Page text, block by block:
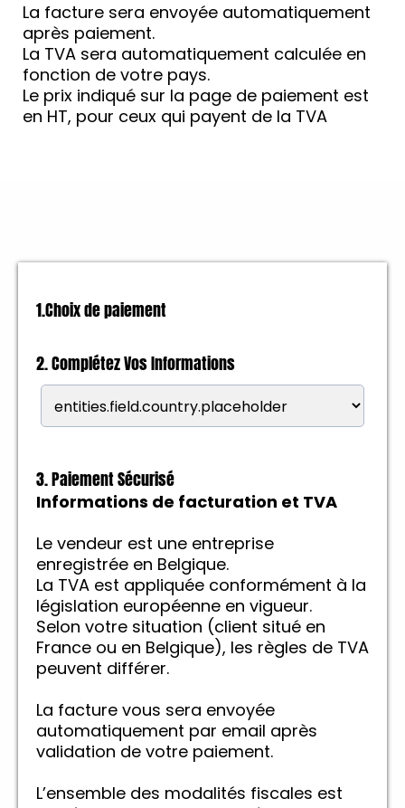
La facture sera envoyée automatiquement
après paiement.
La TVA sera automatiquement calculée en
fonction de votre pays.
Le prix indiqué sur la page de paiement est
en HT, pour ceux qui payent de la TVA
1.Choix de paiement
2.ComplétezVos Informations
3. Paiement Sécurisé
Informations de facturation et TVA
Le vendeur est une entreprise
enregistrée en Belgique.
La TVA est appliquée conformément à la
législation européenne en vigueur.
Selon votre situation (client situé en
France ou en Belgique), les règles de TVA
peuvent différer.
La facture vous sera envoyée
automatiquement par email après
validation de votre paiement.
L’ensemble des modalités fiscales est